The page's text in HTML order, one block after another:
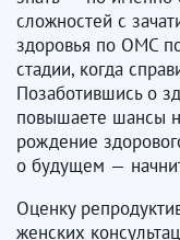
сложностей с
здоровья по ОМС
стадии, когда
Позаботившись о
повышаете шансы
рождение
о будущем —
Оценку
женских